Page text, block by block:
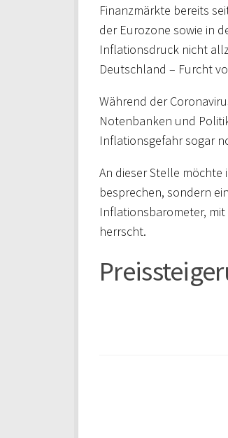
Finanzmärkte bereits
der Eurozone sowie in
Inflationsdruck nicht
Deutschland – Furcht
Während der
Notenbanken und
Inflationsgefahr sogar
An dieser Stelle
besprechen, sondern
Inflationsbarometer,
herrscht.